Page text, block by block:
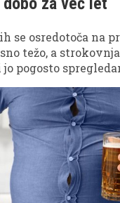
se osredotoča na
težo, a
pogosto
življenja.
srca,
raka in
redno telovadijo.